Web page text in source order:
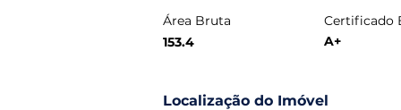
Área Bruta
153.4
Certificado
A+
Localização do Imóvel